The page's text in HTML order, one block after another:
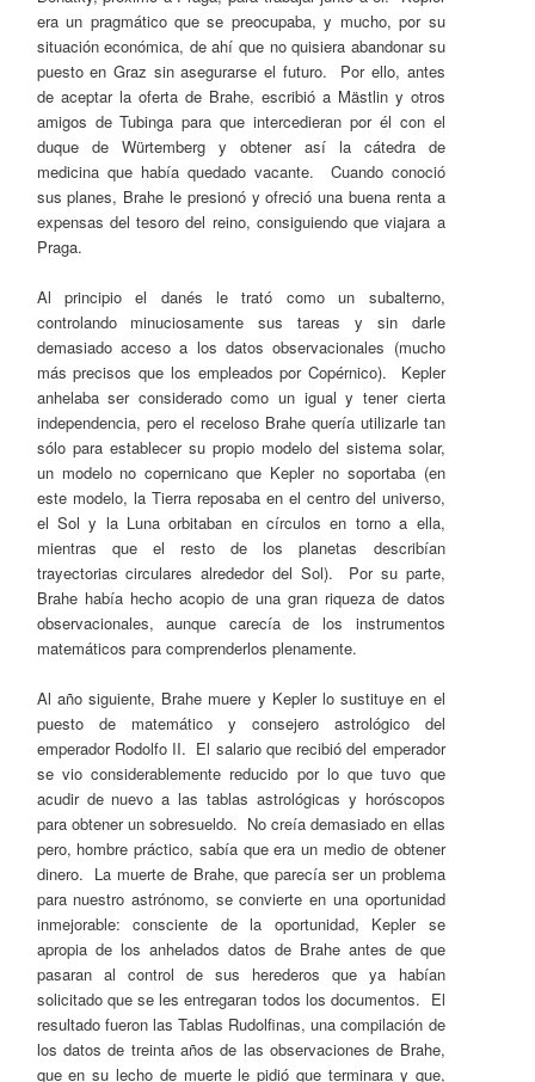
era un pragmático que se preocupaba, y mucho, por su
situación económica, de ahí que no quisiera abandonar su
puesto en Graz sin asegurarse el futuro. Por ello, antes
de aceptar la oferta de Brahe, escribió a Mästlin y otros
amigos de Tubinga para que intercedieran por él con el
duque de Würtemberg y obtener así la cátedra de
medicina que había quedado vacante. Cuando conoció
sus planes, Brahe le presionó y ofreció una buena renta a
expensas del tesoro del reino, consiguiendo que viajara a
Praga.
Al principio el danés le trató como un subalterno,
controlando minuciosamente sus tareas y sin darle
demasiado acceso a los datos observacionales (mucho
más precisos que los empleados por Copérnico). Kepler
anhelaba ser considerado como un igual y tener cierta
independencia, pero el receloso Brahe quería utilizarle tan
sólo para establecer su propio modelo del sistema solar,
un modelo no copernicano que Kepler no soportaba (en
este modelo, la Tierra reposaba en el centro del universo,
el Sol y la Luna orbitaban en círculos en torno a ella,
mientras que el resto de los planetas describían
trayectorias circulares alrededor del Sol). Por su parte,
Brahe había hecho acopio de una gran riqueza de datos
observacionales, aunque carecía de los instrumentos
matemáticos para comprenderlos plenamente.
Al año siguiente, Brahe muere y Kepler lo sustituye en el
puesto de matemático y consejero astrológico del
emperador Rodolfo II. El salario que recibió del emperador
se vio considerablemente reducido por lo que tuvo que
acudir de nuevo a las tablas astrológicas y horóscopos
para obtener un sobresueldo. No creía demasiado en ellas
pero, hombre práctico, sabía que era un medio de obtener
dinero. La muerte de Brahe, que parecía ser un problema
para nuestro astrónomo, se convierte en una oportunidad
inmejorable: consciente de la oportunidad, Kepler se
apropia de los anhelados datos de Brahe antes de que
pasaran al control de sus herederos que ya habían
solicitado que se les entregaran todos los documentos. El
resultado fueron las Tablas Rudolfinas, una compilación de
los datos de treinta años de las observaciones de Brahe,
que en su lecho de muerte le pidió que terminara y que,